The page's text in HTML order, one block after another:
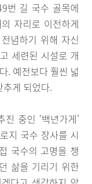
번 길 국수 골목에
자리로 이전하게
념하기 위해 자신
세련된 시설로 개
. 예전보다 훨씬 넓
게 되었다.
중인 ‘백년가게’
지 국수 장사를 시
국수의 고명을 챙
삶을 기리기 위한